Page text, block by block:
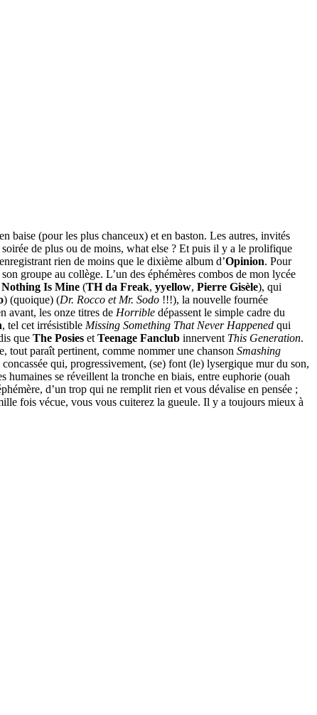
baise (pour les plus chanceux) et en baston. Les autres, invités
de plus ou de moins, what else ? Et puis il y a le prolifique
rien de moins que le dixième album d’Opinion. Pour
groupe au collège. L’un des éphémères combos de mon lycée
Nothing Is Mine (TH da Freak, yyellow, Pierre Gisèle), qui
) (quoique) (Dr. Rocco et Mr. Sodo !!!), la nouvelle fournée
avant, les onze titres de Horrible dépassent le simple cadre du
, tel cet irrésistible Missing Something That Never Happened qui
que The Posies et Teenage Fanclub innervent This Generation.
tout paraît pertinent, comme nommer une chanson Smashing
qui, progressivement, (se) font (le) lysergique mur du son,
humaines se réveillent la tronche en biais, entre euphorie (ouah
d’un trop qui ne remplit rien et vous dévalise en pensée ;
fois vécue, vous vous cuiterez la gueule. Il y a toujours mieux à